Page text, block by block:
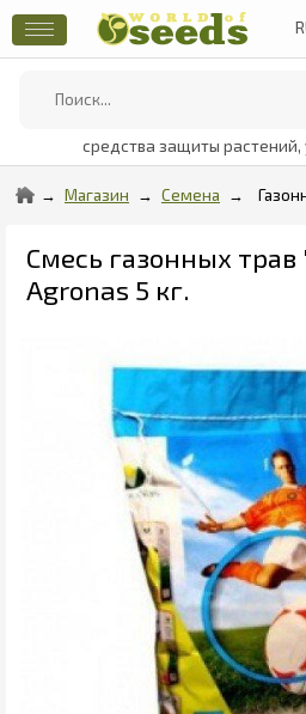
средства защиты
Магазин Семена
Смесь газонных трав
Agronas 5 кг.